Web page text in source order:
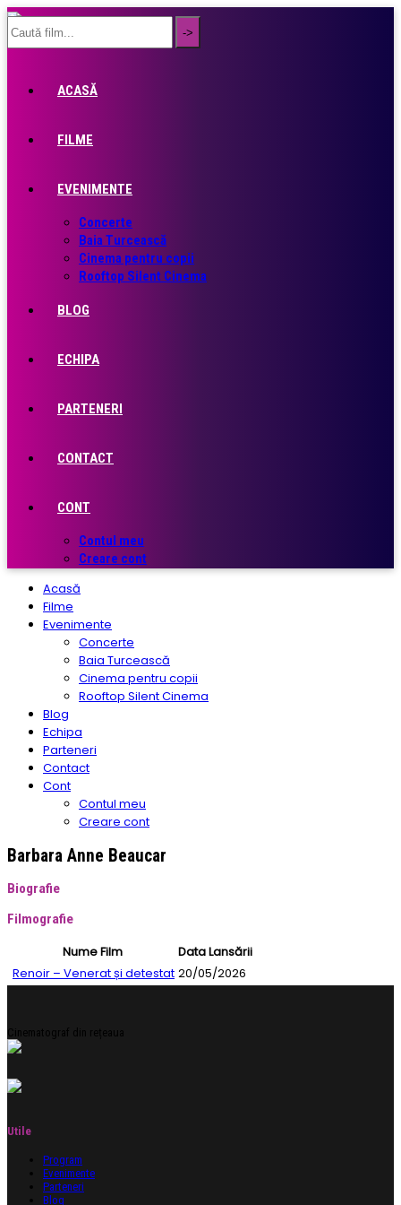
ACASĂ
FILME
EVENIMENTE
Concerte
Baia Turcească
Cinema pentru copii
Rooftop Silent Cinema
BLOG
ECHIPA
PARTENERI
CONTACT
CONT
Contul meu
Creare cont
Acasă
Filme
Evenimente
Concerte
Baia Turcească
Cinema pentru copii
Rooftop Silent Cinema
Blog
Echipa
Parteneri
Contact
Cont
Contul meu
Creare cont
Barbara Anne Beaucar
Biografie
Filmografie
Nume Film
Data Lansării
Renoir – Venerat și detestat 20/05/2026
Cinematograf din rețeaua
Utile
Program
Evenimente
Parteneri
Blog